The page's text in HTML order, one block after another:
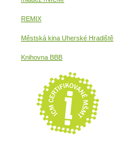
REMIX
Městská kina Uherské Hradiště
Knihovna BBB